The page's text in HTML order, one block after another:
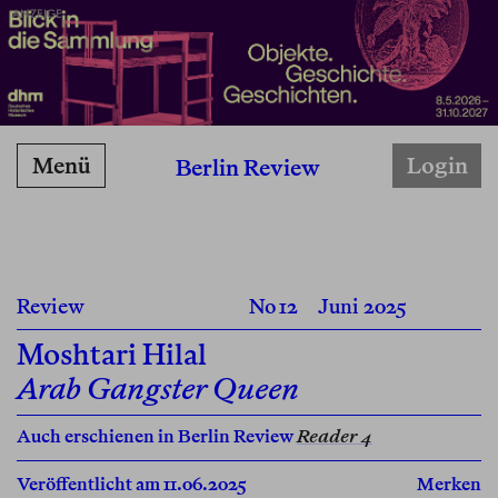
ANZEIGE
Berlin Review
Menü Login
Review No 12 Juni 2025
Moshtari Hilal
Arab Gangster Queen
Auch erschienen in Berlin ReviewReader 4
Veröffentlicht am 11.06.2025 Merken